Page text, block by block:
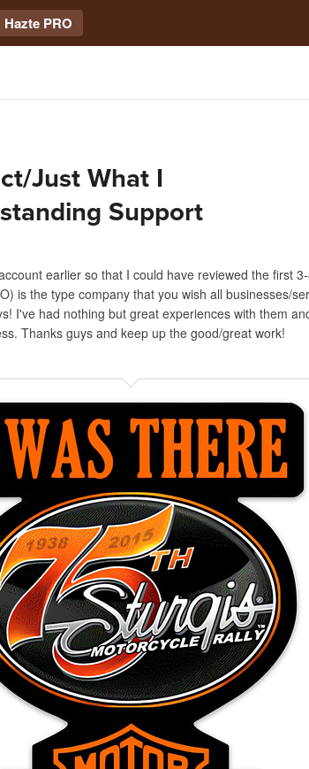
Hazte PRO
Just What I
Support
earlier so that I could have reviewed the first
is the type company that you wish all businesses/
I've had nothing but great experiences with them
Thanks guys and keep up the good/great work!